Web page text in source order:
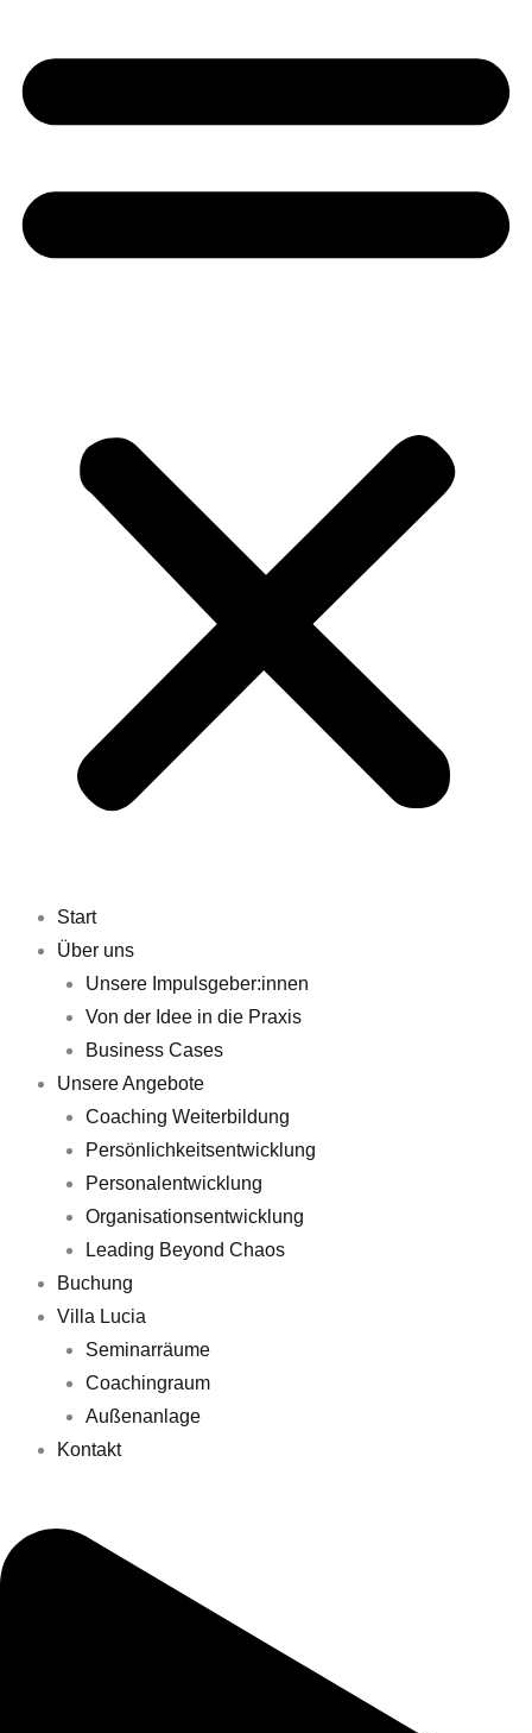
Start
Über uns
Unsere Impulsgeber:innen
Von der Idee in die Praxis
Business Cases
Unsere Angebote
Coaching Weiterbildung
Persönlichkeitsentwicklung
Personalentwicklung
Organisationsentwicklung
Leading Beyond Chaos
Buchung
Villa Lucia
Seminarräume
Coachingraum
Außenanlage
Kontakt